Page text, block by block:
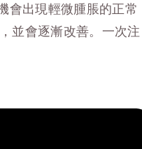
會出現輕微腫脹的正常
並會逐漸改善。一次注